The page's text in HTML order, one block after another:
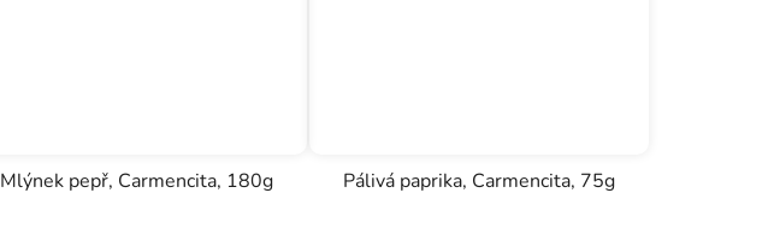
Mlýnek pepř, Carmencita, 180g Pálivá paprika, Carmencita, 75g